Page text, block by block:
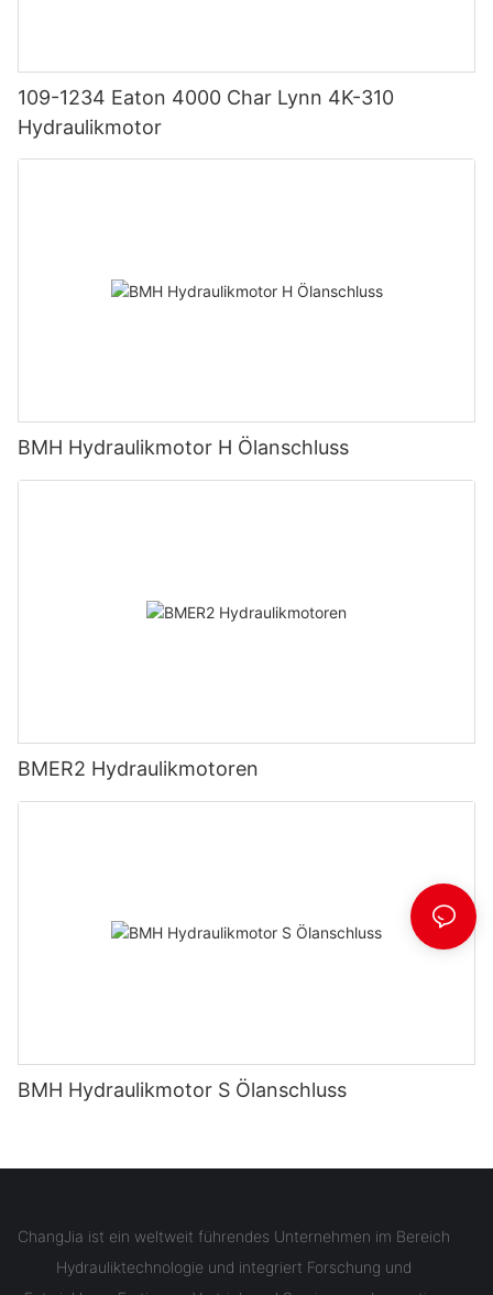
109-1234 Eaton 4000 Char Lynn 4K-310
Hydraulikmotor
BMH Hydraulikmotor H Ölanschluss
BMER2 Hydraulikmotoren
BMH Hydraulikmotor S Ölanschluss
ChangJia ist ein weltweit führendes Unternehmen im Bereich
Hydrauliktechnologie und integriert Forschung und